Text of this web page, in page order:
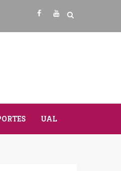
Facebook
Youtube
UAL